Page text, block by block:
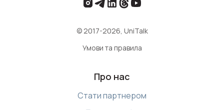
© 2017-2026, UniTalk
Умови та правила
Про нас
Стати партнером